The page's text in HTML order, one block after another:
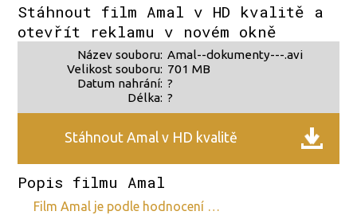
Stáhnout film Amal v HD kvalitě a
otevřít reklamu v novém okně
Název souboru:
Velikost souboru:
Datum nahrání:
Délka:
Amal--dokumenty---.avi
701 MB
?
?
Stáhnout Amal v HD kvalitě
Popis filmu Amal
film Amal je podle hodnocení …